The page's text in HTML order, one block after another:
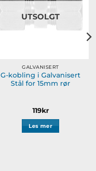
UTSOLGT
GALVANISERT
G-kobling i Galvanisert
Stål for 15mm rør
119kr
Les mer